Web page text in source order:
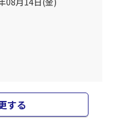
する